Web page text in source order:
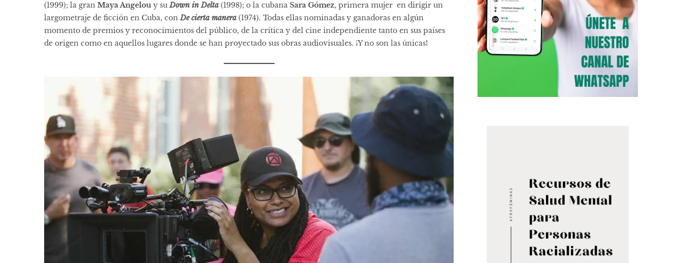
(1999); la gran Maya Angelou y suDown in Delta (1998); o la cubana Sara Gómez, primera mujer en dirigir un
largometraje de ficción en Cuba, conDe cierta manera (1974). Todas ellas nominadas y ganadoras en algún
momento de premios y reconocimientos del público, de la crítica y del cine independiente tanto en sus países
de origen como en aquellos lugares donde se han proyectado sus obras audiovisuales. ¡Y no son las únicas!